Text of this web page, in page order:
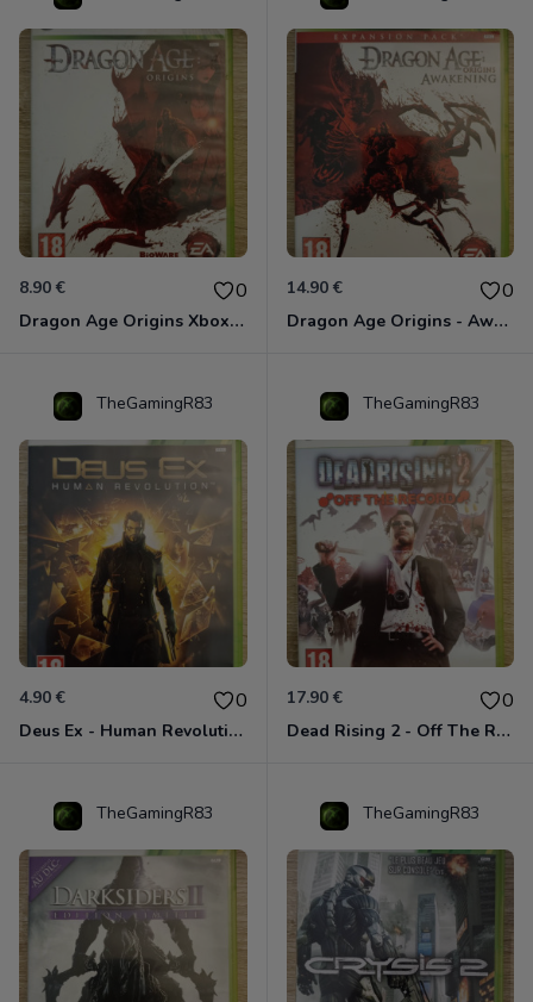
8.90 € 0
Dragon Age Origins Xbox 360
14.90 € 0
Dragon Age Origins - Awakening Xbox 360
TheGamingR83
4.90 € 0
Deus Ex - Human Revolution Xbox 360
TheGamingR83
17.90 € 0
Dead Rising 2 - Off The Record Xbox 360
TheGamingR83 TheGamingR83